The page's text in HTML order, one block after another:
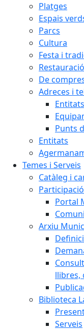
Platges
Espais
Parcs
Cultura
Festa i
Restauració
De
Adreces i
Punts
Entitats
Temes i Serveis
Catàleg i
Portal
Arxiu
llibres,
Biblioteca
Serveis